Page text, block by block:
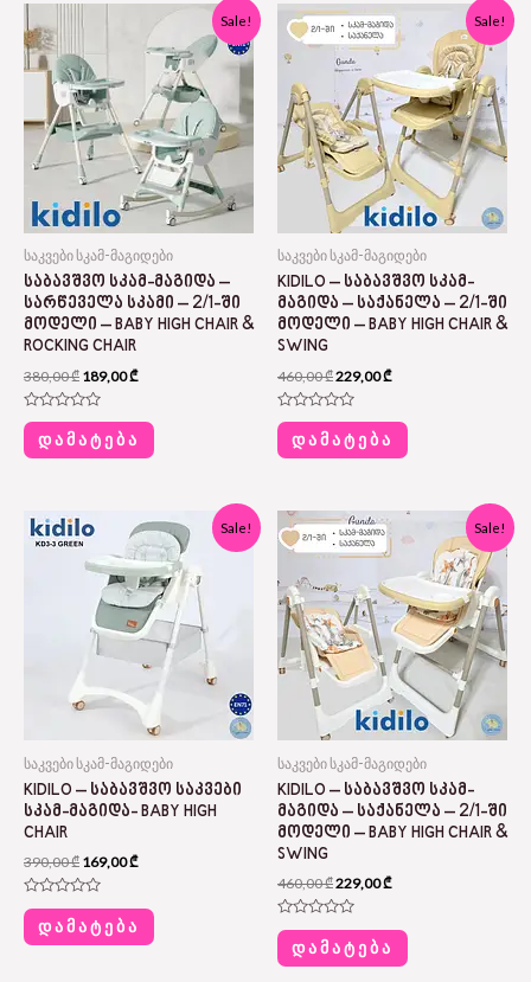
Sale!
საკვები სკამ-მაგიდები
ᲡᲐᲑᲐᲕᲨᲕᲝ ᲡᲙᲐᲛ-ᲛᲐᲒᲘᲓᲐ –
ᲡᲐᲠᲬᲔᲕᲔᲚᲐ ᲡᲙᲐᲛᲘ – 2/1-ᲨᲘ
ᲛᲝᲓᲔᲚᲘ – BABY HIGH CHAIR &
ROCKING CHAIR
380,00₾
price
380,00 ₾.
189,00₾
Current
price
is:
189,00 ₾.
Rated
out
of
ᲓᲐᲛᲐᲢᲔᲑᲐ
Sale!
საკვები სკამ-მაგიდები
KIDILO – ᲡᲐᲑᲐᲕᲨᲕᲝ ᲡᲙᲐᲛ-
ᲛᲐᲒᲘᲓᲐ – ᲡᲐᲥᲐᲜᲔᲚᲐ – 2/1-ᲨᲘ
ᲛᲝᲓᲔᲚᲘ – BABY HIGH CHAIR &
SWING
460,00₾
Original
price
was:
460,00 ₾.
229,00₾
price
is:
229,00 ₾.
Rated
out
of
ᲓᲐᲛᲐᲢᲔᲑᲐ
Sale!
საკვები სკამ-მაგიდები
KIDILO – ᲡᲐᲑᲐᲕᲨᲕᲝ ᲡᲐᲙᲕᲔᲑᲘ
ᲡᲙᲐᲛ-ᲛᲐᲒᲘᲓᲐ- BABY HIGH
CHAIR
390,00₾
price
390,00 ₾.
169,00₾
Current
price
is:
169,00 ₾.
Rated
0
out
of
ᲓᲐᲛᲐᲢᲔᲑᲐ
Sale!
საკვები სკამ-მაგიდები
KIDILO – ᲡᲐᲑᲐᲕᲨᲕᲝ ᲡᲙᲐᲛ-
ᲛᲐᲒᲘᲓᲐ – ᲡᲐᲥᲐᲜᲔᲚᲐ – 2/1-ᲨᲘ
ᲛᲝᲓᲔᲚᲘ – BABY HIGH CHAIR &
SWING
460,00₾
Original
price
was:
229,00₾
Current
price
is:
229,00 ₾.
Rated
0
out
of
ᲓᲐᲛᲐᲢᲔᲑᲐ